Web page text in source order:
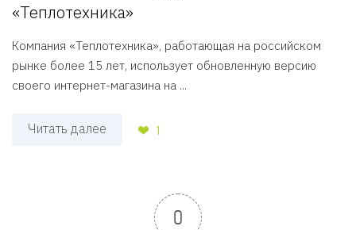
«Теплотехника»
Компания «Теплотехника», работающая на российском
рынке более 15 лет, использует обновленную версию
своего интернет-магазина на ...
Читать далее 1
0